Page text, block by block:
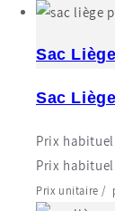
Sac
Sac
Prix habituel
Prix habituel
Prix unitaire /